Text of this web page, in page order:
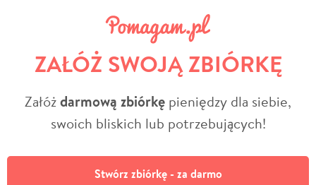
ZAŁÓŻ SWOJĄ ZBIÓRKĘ
Załóżdarmową zbiórkę pieniędzy dla siebie,
swoich bliskich lub potrzebujących!
Stwórz zbiórkę - za darmo